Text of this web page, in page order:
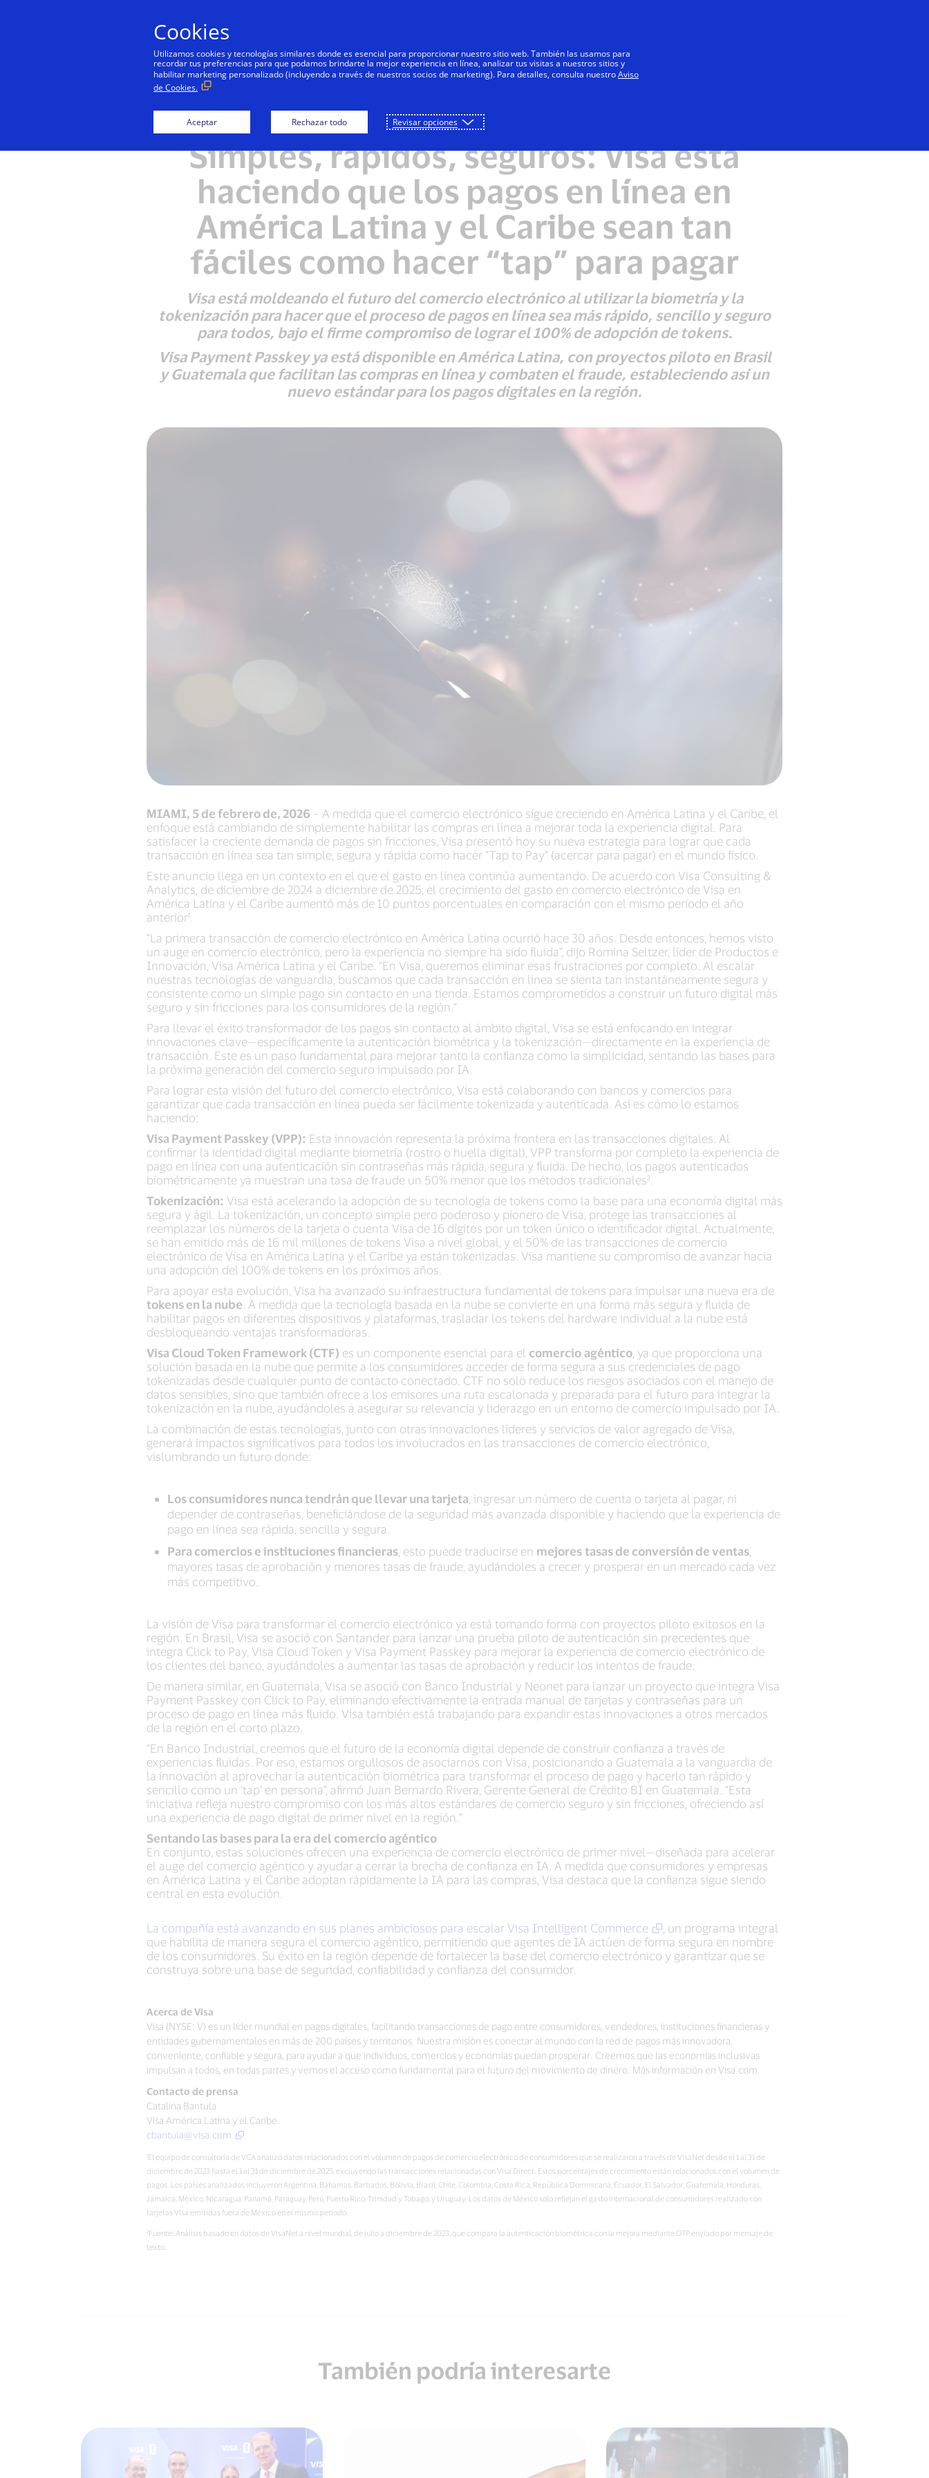
Personas Negocios Innovadores Todos
NOTAS DE PRENSA
Simples, rápidos, seguros: Visa está
haciendo que los pagos en línea en
América Latina y el Caribe sean tan
fáciles como hacer “tap” para pagar
Visa está moldeando el futuro del comercio electrónico al utilizar la biometría y la
tokenización para hacer que el proceso de pagos en línea sea más rápido, sencillo y seguro
para todos, bajo el firme compromiso de lograr el 100% de adopción de tokens.
Visa Payment Passkey ya está disponible en América Latina, con proyectos piloto en Brasil
y Guatemala que facilitan las compras en línea y combaten el fraude, estableciendo así un
nuevo estándar para los pagos digitales en la región.
MIAMI, 5 de febrero de, 2026 – A medida que el comercio electrónico sigue creciendo en América Latina y el Caribe, el
enfoque está cambiando de simplemente habilitar las compras en línea a mejorar toda la experiencia digital. Para
satisfacer la creciente demanda de pagos sin fricciones, Visa presentó hoy su nueva estrategia para lograr que cada
transacción en línea sea tan simple, segura y rápida como hacer “Tap to Pay” (acercar para pagar) en el mundo físico.
Este anuncio llega en un contexto en el que el gasto en línea continúa aumentando. De acuerdo con Visa Consulting &
Analytics, de diciembre de 2024 a diciembre de 2025, el crecimiento del gasto en comercio electrónico de Visa en
América Latina y el Caribe aumentó más de 10 puntos porcentuales en comparación con el mismo período el año
anterior¹.
“La primera transacción de comercio electrónico en América Latina ocurrió hace 30 años. Desde entonces, hemos visto
un auge en comercio electrónico, pero la experiencia no siempre ha sido fluida”, dijo Romina Seltzer, líder de Productos e
Innovación, Visa América Latina y el Caribe. “En Visa, queremos eliminar esas frustraciones por completo. Al escalar
nuestras tecnologías de vanguardia, buscamos que cada transacción en línea se sienta tan instantáneamente segura y
consistente como un simple pago sin contacto en una tienda. Estamos comprometidos a construir un futuro digital más
seguro y sin fricciones para los consumidores de la región.”
Para llevar el éxito transformador de los pagos sin contacto al ámbito digital, Visa se está enfocando en integrar
innovaciones clave—específicamente la autenticación biométrica y la tokenización—directamente en la experiencia de
transacción. Este es un paso fundamental para mejorar tanto la confianza como la simplicidad, sentando las bases para
la próxima generación del comercio seguro impulsado por IA.
Para lograr esta visión del futuro del comercio electrónico, Visa está colaborando con bancos y comercios para
garantizar que cada transacción en línea pueda ser fácilmente tokenizada y autenticada. Así es cómo lo estamos
haciendo:
Visa Payment Passkey (VPP): Esta innovación representa la próxima frontera en las transacciones digitales. Al
confirmar la identidad digital mediante biometría (rostro o huella digital), VPP transforma por completo la experiencia de
pago en línea con una autenticación sin contraseñas más rápida, segura y fluida. De hecho, los pagos autenticados
biométricamente ya muestran una tasa de fraude un 50% menor que los métodos tradicionales².
Tokenización: Visa está acelerando la adopción de su tecnología de tokens como la base para una economía digital más
segura y ágil. La tokenización, un concepto simple pero poderoso y pionero de Visa, protege las transacciones al
reemplazar los números de la tarjeta o cuenta Visa de 16 dígitos por un token único o identificador digital. Actualmente,
se han emitido más de 16 mil millones de tokens Visa a nivel global, y el 50% de las transacciones de comercio
electrónico de Visa en América Latina y el Caribe ya están tokenizadas. Visa mantiene su compromiso de avanzar hacia
una adopción del 100% de tokens en los próximos años.
Para apoyar esta evolución, Visa ha avanzado su infraestructura fundamental de tokens para impulsar una nueva era de
tokens en la nube . A medida que la tecnología basada en la nube se convierte en una forma más segura y fluida de
habilitar pagos en diferentes dispositivos y plataformas, trasladar los tokens del hardware individual a la nube está
desbloqueando ventajas transformadoras.
Visa Cloud Token Framework (CTF) es un componente esencial para el comercio agéntico , ya que proporciona una
solución basada en la nube que permite a los consumidores acceder de forma segura a sus credenciales de pago
tokenizadas desde cualquier punto de contacto conectado. CTF no solo reduce los riesgos asociados con el manejo de
datos sensibles, sino que también ofrece a los emisores una ruta escalonada y preparada para el futuro para integrar la
tokenización en la nube, ayudándoles a asegurar su relevancia y liderazgo en un entorno de comercio impulsado por IA.
La combinación de estas tecnologías, junto con otras innovaciones líderes y servicios de valor agregado de Visa,
generará impactos significativos para todos los involucrados en las transacciones de comercio electrónico,
vislumbrando un futuro donde:
Los consumidores nunca tendrán que llevar una tarjeta , ingresar un número de cuenta o tarjeta al pagar, ni
depender de contraseñas, beneficiándose de la seguridad más avanzada disponible y haciendo que la experiencia de
pago en línea sea rápida, sencilla y segura.
Para comercios e instituciones financieras , esto puede traducirse en mejores tasas de conversión de ventas
mayores tasas de aprobación y menores tasas de fraude, ayudándoles a crecer y prosperar en un mercado cada vez
más competitivo.
La visión de Visa para transformar el comercio electrónico ya está tomando forma con proyectos piloto exitosos en la
región. En Brasil, Visa se asoció con Santander para lanzar una prueba piloto de autenticación sin precedentes que
integra Click to Pay, Visa Cloud Token y Visa Payment Passkey para mejorar la experiencia de comercio electrónico de
los clientes del banco, ayudándoles a aumentar las tasas de aprobación y reducir los intentos de fraude.
De manera similar, en Guatemala, Visa se asoció con Banco Industrial y Neonet para lanzar un proyecto que integra Visa
Payment Passkey con Click to Pay, eliminando efectivamente la entrada manual de tarjetas y contraseñas para un
proceso de pago en línea más fluido. Visa también está trabajando para expandir estas innovaciones a otros mercados
de la región en el corto plazo.
“En Banco Industrial, creemos que el futuro de la economía digital depende de construir confianza a través de
experiencias fluidas. Por eso, estamos orgullosos de asociarnos con Visa, posicionando a Guatemala a la vanguardia de
la innovación al aprovechar la autenticación biométrica para transformar el proceso de pago y hacerlo tan rápido y
sencillo como un ‘tap’ en persona”, afirmó Juan Bernardo Rivera, Gerente General de Crédito BI en Guatemala. “Esta
iniciativa refleja nuestro compromiso con los más altos estándares de comercio seguro y sin fricciones, ofreciendo así
una experiencia de pago digital de primer nivel en la región.”
Sentando las bases para la era del comercio agéntico
En conjunto, estas soluciones ofrecen una experiencia de comercio electrónico de primer nivel—diseñada para acelerar
el auge del comercio agéntico y ayudar a cerrar la brecha de confianza en IA. A medida que consumidores y empresas
en América Latina y el Caribe adoptan rápidamente la IA para las compras, Visa destaca que la confianza sigue siendo
central en esta evolución.
La compañía está avanzando en sus planes ambiciosos para escalar Visa Intelligent Commerce
, un programa integral
que habilita de manera segura el comercio agéntico, permitiendo que agentes de IA actúen de forma segura en nombre
de los consumidores. Su éxito en la región depende de fortalecer la base del comercio electrónico y garantizar que se
construya sobre una base de seguridad, confiabilidad y confianza del consumidor.
Acerca de Visa
Visa (NYSE: V) es un líder mundial en pagos digitales, facilitando transacciones de pago entre consumidores, vendedores, instituciones financieras y
entidades gubernamentales en más de 200 países y territorios. Nuestra misión es conectar al mundo con la red de pagos más innovadora,
conveniente, confiable y segura, para ayudar a que individuos, comercios y economías puedan prosperar. Creemos que las economías inclusivas
impulsan a todos, en todas partes y vemos el acceso como fundamental para el futuro del movimiento de dinero. Más información en Visa.com.
Contacto de prensa
Catalina Bantula
Visa América Latina y el Caribe
cbantula@visa.com
¹El equipo de consultoría de VCA analizó datos relacionados con el volumen de pagos de comercio electrónico de consumidores que se realizaron a través de VisaNet desde el 1 al 31 de
diciembre de 2023 hasta el 1 al 31 de diciembre de 2025, excluyendo las transacciones relacionadas con Visa Direct. Estos porcentajes de crecimiento están relacionados con el volumen de
pagos. Los países analizados incluyeron Argentina, Bahamas, Barbados, Bolivia, Brasil, Chile, Colombia, Costa Rica, República Dominicana, Ecuador, El Salvador, Guatemala, Honduras,
Jamaica, México, Nicaragua, Panamá, Paraguay, Perú, Puerto Rico, Trinidad y Tobago, y Uruguay. Los datos de México solo reflejan el gasto internacional de consumidores realizado con
tarjetas Visa emitidas fuera de México en el mismo período.
²Fuente: Análisis basado en datos de VisaNet a nivel mundial, de julio a diciembre de 2023, que compara la autenticación biométrica con la mejora mediante OTP enviado por mensaje de
texto.
También podría interesarte
Cookies
Utilizamos cookies y tecnologías similares donde es esencial para proporcionar nuestro sitio web. También las usamos para
recordar tus preferencias para que podamos brindarte la mejor experiencia en línea, analizar tus visitas a nuestros sitios y
habilitar marketing personalizado (incluyendo a través de nuestros socios de marketing). Para detalles, consulta nuestroAviso
de Cookies.
Aceptar Rechazar todo Revisar opciones